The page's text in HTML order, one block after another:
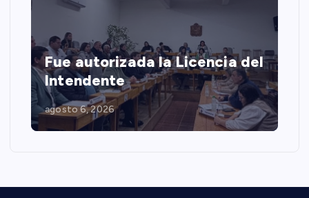
Fue autorizada la Licencia del
Intendente
agosto 6, 2026